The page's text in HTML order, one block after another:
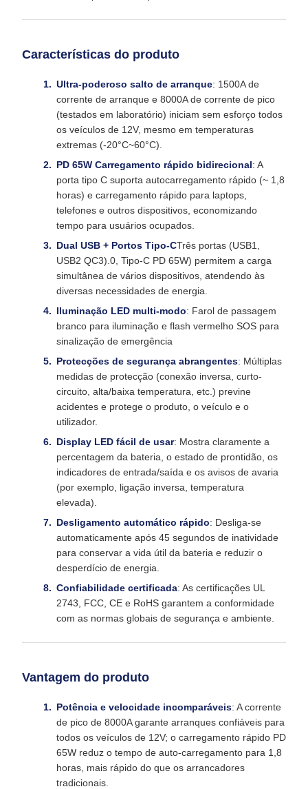
Características do produto
Ultra-poderoso salto de arranque: 1500A de
corrente de arranque e 8000A de corrente de pico
(testados em laboratório) iniciam sem esforço todos
os veículos de 12V, mesmo em temperaturas
extremas (-20°C~60°C).
PD 65W Carregamento rápido bidirecional: A
porta tipo C suporta autocarregamento rápido (~ 1,8
horas) e carregamento rápido para laptops,
telefones e outros dispositivos, economizando
tempo para usuários ocupados.
Dual USB + Portos Tipo-CTrês portas (USB1,
USB2 QC3).0, Tipo-C PD 65W) permitem a carga
simultânea de vários dispositivos, atendendo às
diversas necessidades de energia.
Iluminação LED multi-modo: Farol de passagem
branco para iluminação e flash vermelho SOS para
sinalização de emergência
Protecções de segurança abrangentes: Múltiplas
medidas de protecção (conexão inversa, curto-
circuito, alta/baixa temperatura, etc.) previne
acidentes e protege o produto, o veículo e o
utilizador.
Display LED fácil de usar: Mostra claramente a
percentagem da bateria, o estado de prontidão, os
indicadores de entrada/saída e os avisos de avaria
(por exemplo, ligação inversa, temperatura
elevada).
Desligamento automático rápido: Desliga-se
automaticamente após 45 segundos de inatividade
para conservar a vida útil da bateria e reduzir o
desperdício de energia.
Confiabilidade certificada: As certificações UL
2743, FCC, CE e RoHS garantem a conformidade
com as normas globais de segurança e ambiente.
Vantagem do produto
Potência e velocidade incomparáveis: A corrente
de pico de 8000A garante arranques confiáveis para
todos os veículos de 12V; o carregamento rápido PD
65W reduz o tempo de auto-carregamento para 1,8
horas, mais rápido do que os arrancadores
tradicionais.